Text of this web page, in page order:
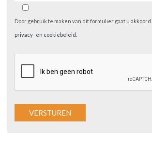
Door gebruik te maken van dit formulier gaat u akkoord
privacy- en cookiebeleid